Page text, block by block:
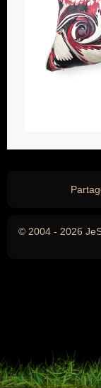
© 2004 - 2026